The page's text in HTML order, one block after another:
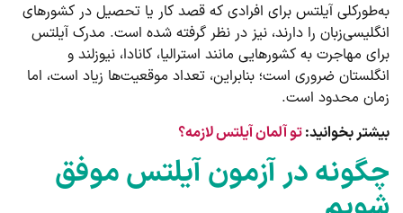
به‌طورکلی آیلتس برای افرادی که قصد کار یا تحصیل در کشورهای
انگلیسی‌زبان را دارند، نیز در نظر گرفته شده است. مدرک آیلتس
برای مهاجرت به کشورهایی مانند استرالیا، کانادا، نیوزلند و
انگلستان ضروری است؛ بنابراین، تعداد موقعیت‌ها زیاد است، اما
زمان محدود است.
بیشتر بخوانید:تو آلمان آیلتس لازمه؟
چگونه در آزمون آیلتس موفق